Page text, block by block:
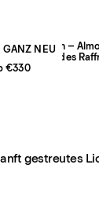
GANZ NEU
Sheer Linen –
€330
gestreutes